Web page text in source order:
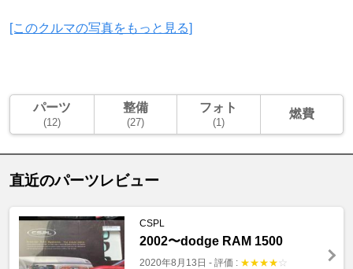
[このクルマの写真をもっと見る]
パーツ
(12)
整備
(27)
フォト
(1)
燃費
直近のパーツレビュー
CSPL
2002〜dodge RAM 1500
2020年8月13日 - 評価 : ★★★★ ☆